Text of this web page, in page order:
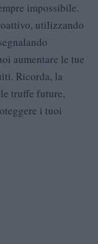
impossibile.
utilizzando
aumentare le tue
Ricorda, la
truffe future,
i tuoi